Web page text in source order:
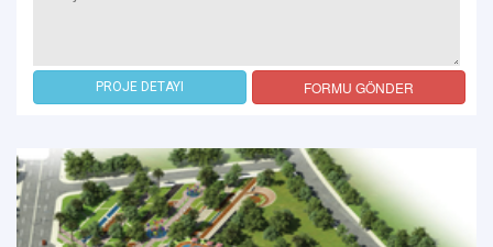
PROJE DETAYI FORMU GÖNDER